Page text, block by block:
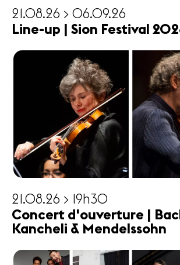
21.08.26 > 06.09.26
Line-up | Sion Festival
21.08.26 > 19h30
Concert d'ouverture |
Kancheli & Mendelssohn